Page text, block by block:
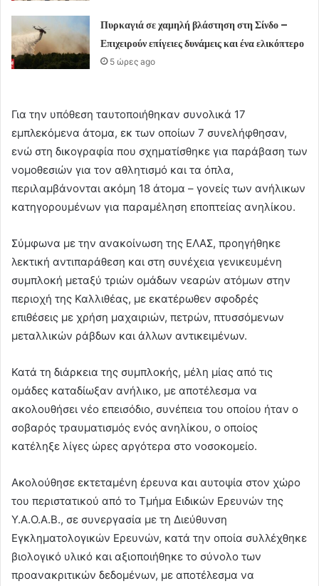
Πυρκαγιά σε χαμηλή βλάστηση στη Σίνδο –
Επιχειρούν επίγειες δυνάμεις και ένα ελικόπτερο
5 ώρες ago
Για την υπόθεση ταυτοποιήθηκαν συνολικά 17
εμπλεκόμενα άτομα, εκ των οποίων 7 συνελήφθησαν,
ενώ στη δικογραφία που σχηματίσθηκε για παράβαση των
νομοθεσιών για τον αθλητισμό και τα όπλα,
περιλαμβάνονται ακόμη 18 άτομα – γονείς των ανήλικων
κατηγορουμένων για παραμέληση εποπτείας ανηλίκου.
Σύμφωνα με την ανακοίνωση της ΕΛΑΣ, προηγήθηκε
λεκτική αντιπαράθεση και στη συνέχεια γενικευμένη
συμπλοκή μεταξύ τριών ομάδων νεαρών ατόμων στην
περιοχή της Καλλιθέας, με εκατέρωθεν σφοδρές
επιθέσεις με χρήση μαχαιριών, πετρών, πτυσσόμενων
μεταλλικών ράβδων και άλλων αντικειμένων.
Κατά τη διάρκεια της συμπλοκής, μέλη μίας από τις
ομάδες καταδίωξαν ανήλικο, με αποτέλεσμα να
ακολουθήσει νέο επεισόδιο, συνέπεια του οποίου ήταν ο
σοβαρός τραυματισμός ενός ανηλίκου, ο οποίος
κατέληξε λίγες ώρες αργότερα στο νοσοκομείο.
Ακολούθησε εκτεταμένη έρευνα και αυτοψία στον χώρο
του περιστατικού από το Τμήμα Ειδικών Ερευνών της
Υ.Α.Ο.Α.Β., σε συνεργασία με τη Διεύθυνση
Εγκληματολογικών Ερευνών, κατά την οποία συλλέχθηκε
βιολογικό υλικό και αξιοποιήθηκε το σύνολο των
προανακριτικών δεδομένων, με αποτέλεσμα να